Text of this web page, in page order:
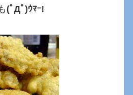
(ﾟДﾟ)ｳﾏｰ!